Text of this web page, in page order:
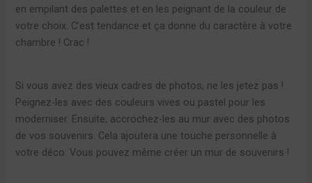
en empilant des palettes et en les peignant de la couleur de
votre choix. C’est tendance et ça donne du caractère à votre
chambre ! Crac !
Si vous avez des vieux cadres de photos, ne les jetez pas !
Peignez-les avec des couleurs vives ou pastel pour les
moderniser. Ensuite, accrochez-les au mur avec des photos
de vos souvenirs. Cela ajoutera une touche personnelle à
votre déco. Vous pouvez même créer un mur de souvenirs !